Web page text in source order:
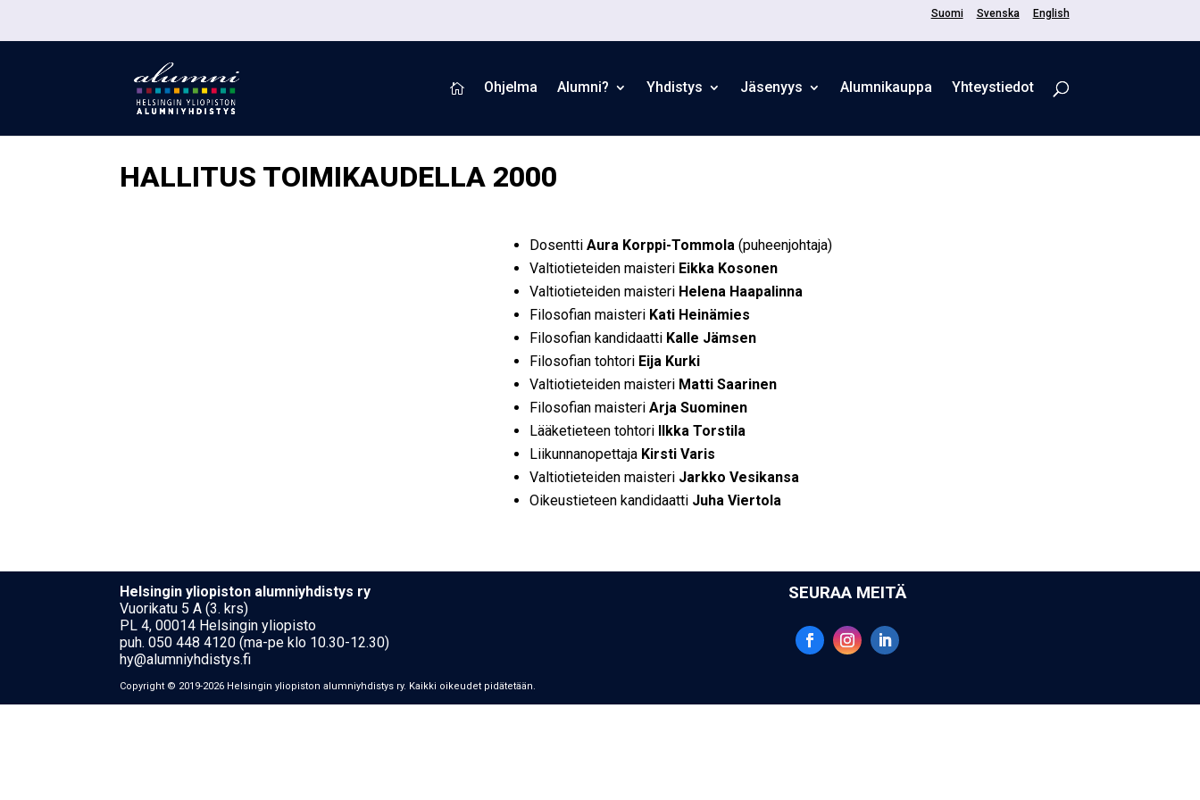
Suomi Svenska English
 Ohjelma Alumni? Yhdistys Jäsenyys Alum­ni­kaup­pa Yhteystiedot
HALLITUS TOIMIKAUDELLA 2000
DosenttiAura Korppi-Tommola (puheenjohtaja)
Valtiotieteiden maisteri Eikka Kosonen
Valtiotieteiden maisteri Helena Haapalinna
Filosofian maisteri Kati Heinämies
Filosofian kandidaatti Kalle Jämsen
Filosofian tohtori Eija Kurki
Valtiotieteiden maisteri Matti Saarinen
Filosofian maisteriArja Suominen
Lääketieteen tohtori Ilkka Torstila
Liikunnanopettaja Kirsti Varis
Valtiotieteiden maisteri Jarkko Vesikansa
Oikeustieteen kandidaatti Juha Viertola
Hel­sin­gin yli­opis­ton alumniyhdistys ry
Vuorikatu 5 A (3. krs)
PL 4, 00014 Helsingin yliopisto
puh. 050 448 4120 (ma-pe klo 10.30-12.30)
hy@alumniyhdistys.fi
SEU­RAA MEI­TÄ
Copyright © 2019-2026 Hel­sin­gin yli­opis­ton alumniyhdistys ry. Kaikki oikeudet pidätetään.